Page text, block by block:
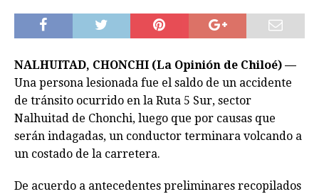
NALHUITAD, CHONCHI (La Opinión de Chiloé) —
Una persona lesionada fue el saldo de un accidente
de tránsito ocurrido en la Ruta 5 Sur, sector
Nalhuitad de Chonchi, luego que por causas que
serán indagadas, un conductor terminara volcando a
un costado de la carretera.
De acuerdo a antecedentes preliminares recopilados